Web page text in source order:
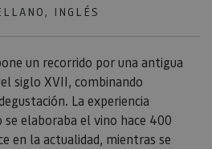
INGLÉS
un recorrido por una antigua
siglo XVII, combinando
La experiencia
elaboraba el vino hace 400
en la actualidad, mientras se